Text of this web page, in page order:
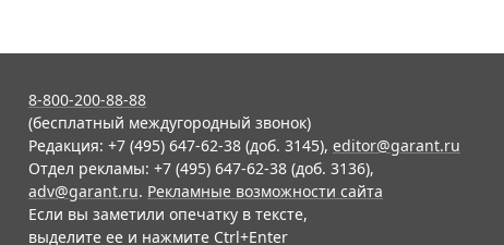
8-800-200-88-88
(бесплатный междугородный звонок)
Редакция: +7 (495) 647-62-38 (доб. 3145), editor@garant.ru
Отдел рекламы: +7 (495) 647-62-38 (доб. 3136),
adv@garant.ru. Рекламные возможности сайта
Если вы заметили опечатку в тексте,
выделите ее и нажмите Ctrl+Enter